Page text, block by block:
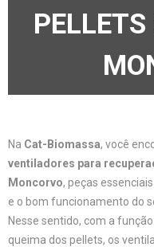
PELLETS
Na Cat-Biomassa, você
ventiladores para
Moncorvo, peças
e o bom funcionamento do
Nesse sentido, com a
queima dos pellets, os